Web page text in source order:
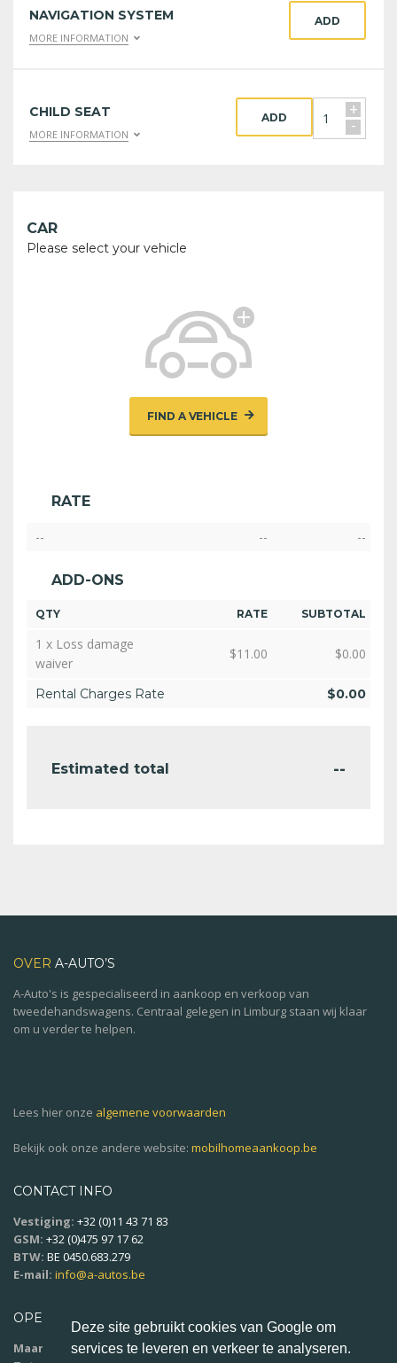
NAVIGATION SYSTEM
MORE INFORMATION
ADD
CHILD SEAT
MORE INFORMATION
+
-
ADD
CAR
Please select your vehicle
FIND A VEHICLE
RATE
-- -- --
ADD-ONS
QTY RATE SUBTOTAL
1 x Loss damage
waiver
$11.00 $0.00
Rental Charges Rate $0.00
Estimated total --
OVER A-AUTO’S
A-Auto's is gespecialiseerd in aankoop en verkoop van
tweedehandswagens. Centraal gelegen in Limburg staan wij klaar
om u verder te helpen.
Lees hier onze algemene voorwaarden
Bekijk ook onze andere website: mobilhomeaankoop.be
CONTACT INFO
Vestiging: +32 (0)11 43 71 83
GSM: +32 (0)475 97 17 62
BTW: BE 0450.683.279
E-mail: info@a-autos.be
OPENINGSUREN
Maandag - vrijdag: 9u00 - 18u00
Deze site gebruikt cookies van Google om
services te leveren en verkeer te analyseren.